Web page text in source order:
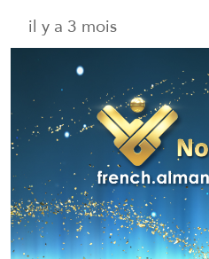
il y a 3 mois